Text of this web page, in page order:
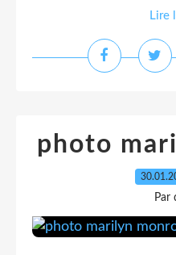
Lire
photo
Par